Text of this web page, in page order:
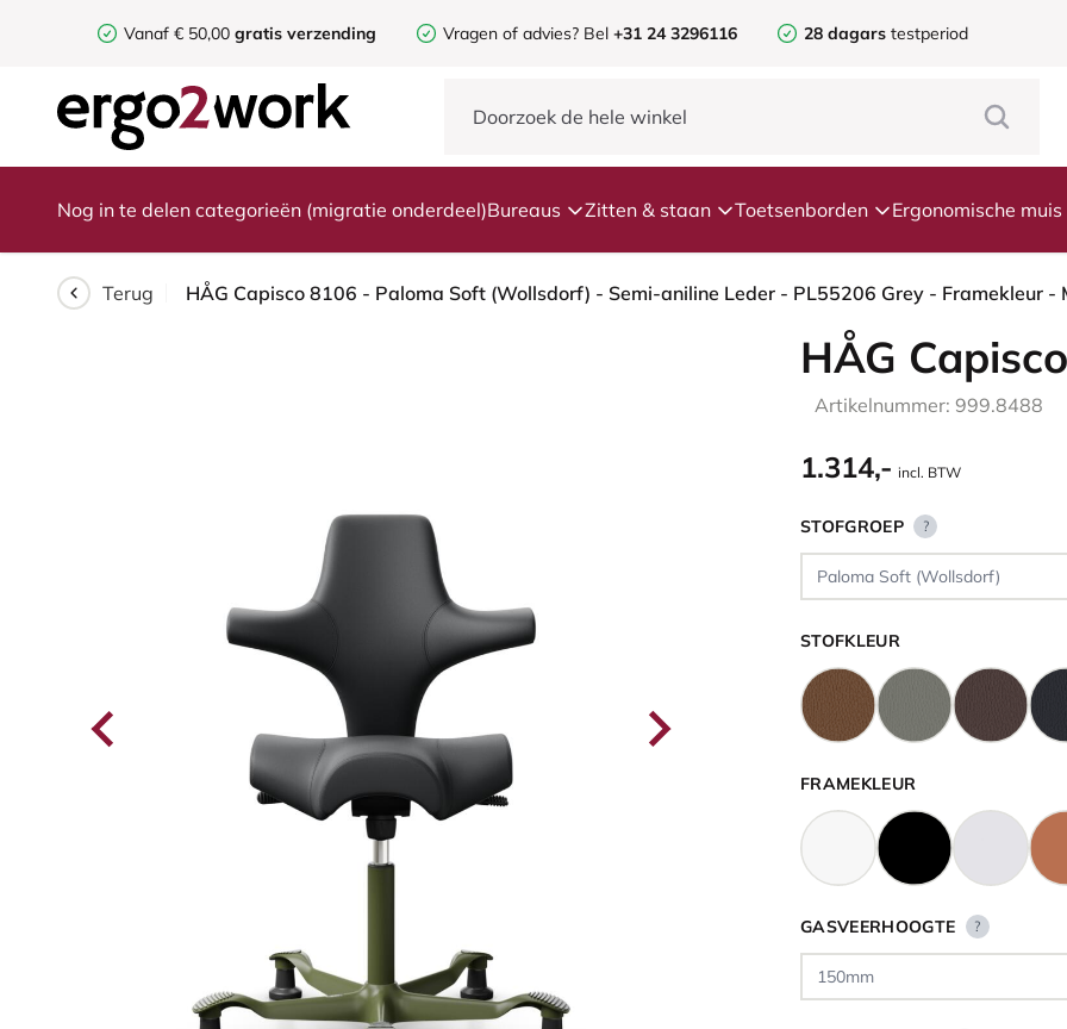
Vanaf € 50,00 gratis verzending Vragen of advies? Bel +31 24 3296116 28 dagars testperiod
Nog in te delen categorieën (migratie onderdeel)Bureaus Zitten & staan Toetsenborden Ergonomische muis
Terug
HÅG
Artikelnummer: 999.8488
1.314,- incl. BTW
STOFGROEP ?
STOFKLEUR
FRAMEKLEUR
GASVEERHOOGTE ?